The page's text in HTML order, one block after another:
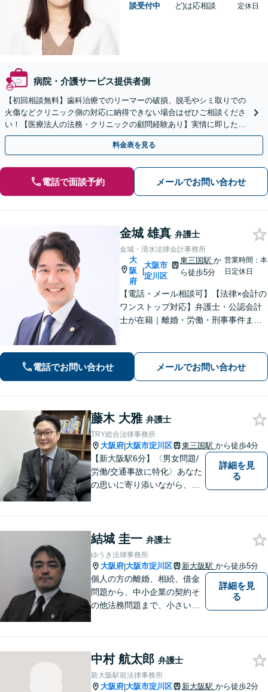
談受付中
ど)は応相談
定休日
病院・介護サービス提供者側
【初回相談無料】歯科治療でのリーマーの破損、脱毛やシミ取りでの
火傷などクリニック側の対応に納得できない場合はぜひご相談くださ
い！【医療法人の法務・クリニックの顧問経験あり】実情に即したア
ドバイスで、納得のできるトラブルの解決を目指します。
料金表を見る
電話で面談予約 メールでお問い合わせ
金城 雄真 弁護士
金城・清水法律会計事務所
大
阪
府
|
大阪市
淀川区
東三国駅か
ら徒歩5分
営業時間：本
日定休日
【電話・メール相談可】【法律×会計の
ワンストップ対応】弁護士・公認会計
士が在籍｜離婚・労働・刑事事件まで
をご提案します
電話でお問い合わせ メールでお問い合わせ
藤木 大雅 弁護士
TRY総合法律事務所
大阪府|大阪市淀川区 東三国駅 から徒歩4分
【新大阪駅6分】〈男女問題/
労働/交通事故に特化〉あなた
の思いに寄り添いながら、明
据えた解決を目指します。
【メール・電話面談可】【東
三国駅4分】
詳細を見
る
結城 圭一 弁護士
ゆうき法律事務所
大阪府|大阪市淀川区 新大阪駅 から徒歩5分
個人の方の離婚、相続、借金
問題から、中小企業の契約そ
の他法務問題まで、小さい事
す。
詳細を見
る
中村 航太郎 弁護士
新大阪駅前法律事務所
大阪府|大阪市淀川区 新大阪駅 から徒歩2分